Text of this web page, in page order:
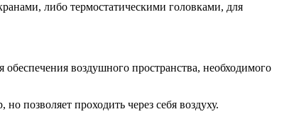
либо термостатическими головками, для
воздушного пространства, необходимого
позволяет проходить через себя воздуху.